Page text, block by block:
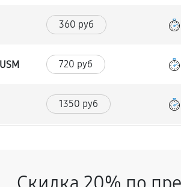
360 руб
720 руб
1350 руб
360 руб